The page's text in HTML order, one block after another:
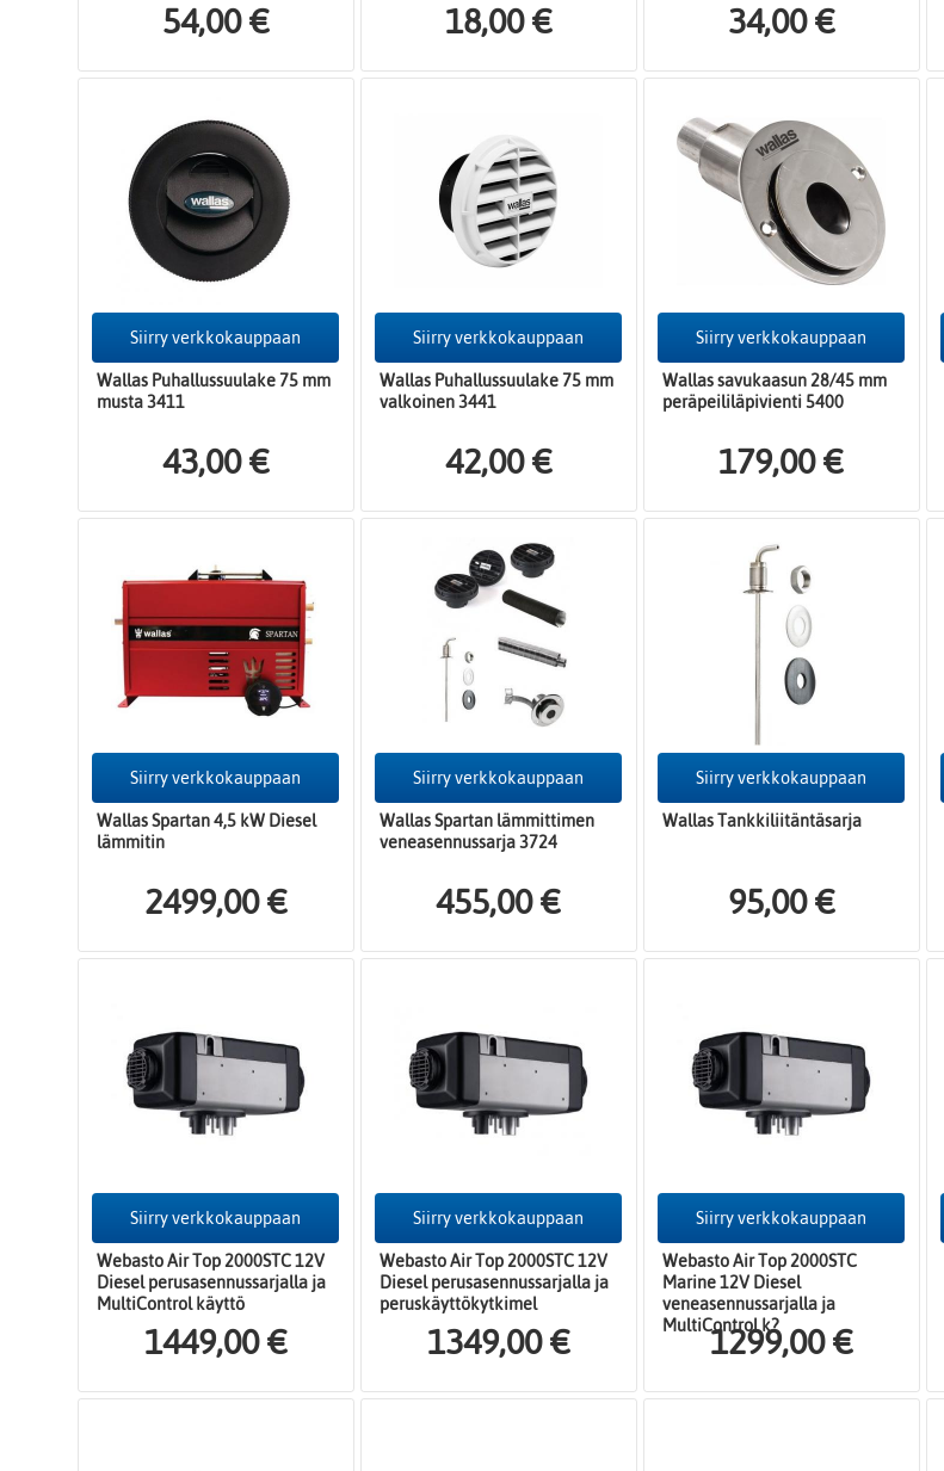
54,00 € 18,00 € 34,00 €
Siirry verkkokauppaan
Wallas Puhallussuulake 75 mm
musta 3411
43,00 €
Siirry verkkokauppaan
Wallas Puhallussuulake 75 mm
valkoinen 3441
42,00 €
Siirry verkkokauppaan
Wallas savukaasun 28/45 mm
peräpeililäpivienti 5400
179,00 €
Siirry verkkokauppaan
Wallas Spartan 4,5 kW Diesel
lämmitin
2499,00 €
Siirry verkkokauppaan
Wallas Spartan lämmittimen
veneasennussarja 3724
455,00 €
Siirry verkkokauppaan
Wallas Tankkiliitäntäsarja
95,00 €
Siirry verkkokauppaan
Webasto Air Top 2000STC 12V
Diesel perusasennussarjalla ja
MultiControl käyttö
1449,00 €
Siirry verkkokauppaan
Webasto Air Top 2000STC 12V
Diesel perusasennussarjalla ja
peruskäyttökytkimel
1349,00 €
Siirry verkkokauppaan
Webasto Air Top 2000STC
Marine 12V Diesel
veneasennussarjalla ja
MultiControl k?
1299,00 €